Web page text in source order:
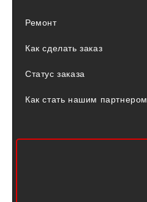
Ремонт
Как сделать заказ
Статус заказа
Как стать нашим партнером